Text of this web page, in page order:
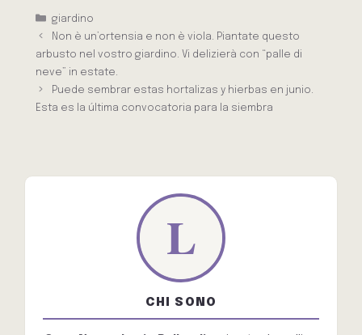
Categorie
giardino
Non è un’ortensia e non è viola. Piantate questo
arbusto nel vostro giardino. Vi delizierà con “palle di
neve” in estate.
Puede sembrar estas hortalizas y hierbas en junio.
Esta es la última convocatoria para la siembra
CHI SONO